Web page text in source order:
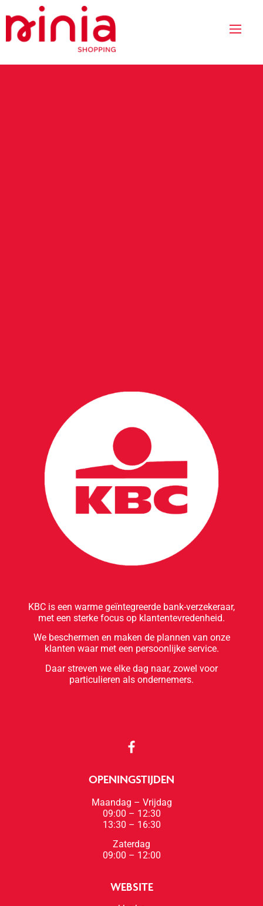
KBC is een warme geïntegreerde bank-verzekeraar,
met een sterke focus op klantentevredenheid.
We beschermen en maken de plannen van onze
klanten waar met een persoonlijke service.
Daar streven we elke dag naar, zowel voor
particulieren als ondernemers.
OPENINGSTIJDEN
Maandag – Vrijdag
09:00 – 12:30
13:30 – 16:30
Zaterdag
09:00 – 12:00
WEBSITE